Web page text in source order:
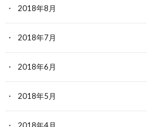
2018年8月
2018年7月
2018年6月
2018年5月